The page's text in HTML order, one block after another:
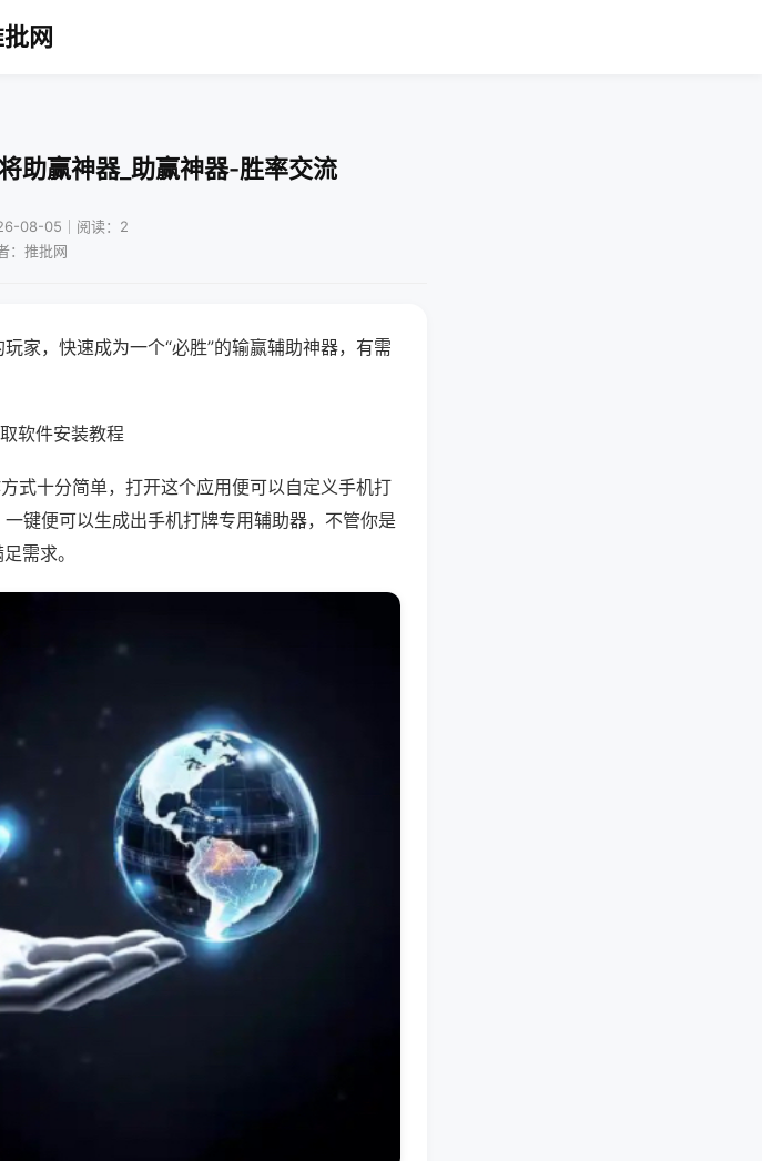
网
助赢神器_助赢神器-胜率交流
08-05｜阅读：2
：推批网
家，快速成为一个“必胜”的输赢辅助神器，有需
软件安装教程
式十分简单，打开这个应用便可以自定义手机打
键便可以生成出手机打牌专用辅助器，不管你是
需求。